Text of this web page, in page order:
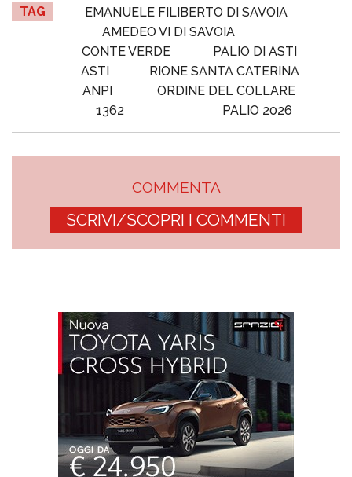
TAG
EMANUELE FILIBERTO DI SAVOIA
AMEDEO VI DI SAVOIA
CONTE VERDE
PALIO DI ASTI
ASTI
RIONE SANTA CATERINA
ANPI
ORDINE DEL COLLARE
1362
PALIO 2026
COMMENTA
SCRIVI/SCOPRI I COMMENTI